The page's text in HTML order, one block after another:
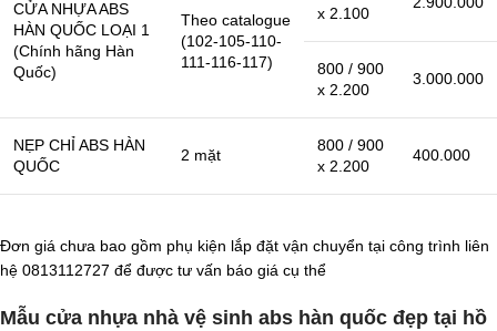
CỬA NHỰA ABS
HÀN QUỐC LOẠI 1
(Chính hãng Hàn
Quốc)
Theo catalogue
(102-105-110-
111-116-117)
x 2.100
800 / 900
x 2.200
3.000.000
NẸP CHỈ ABS HÀN
QUỐC
2 mặt
800 / 900
x 2.200
400.000
Đơn giá chưa bao gồm phụ kiện lắp đặt vận chuyển tại công trình liên
hệ 0813112727 để được tư vấn báo giá cụ thể
Mẫu cửa nhựa nhà vệ sinh abs hàn quốc đẹp tại hồ